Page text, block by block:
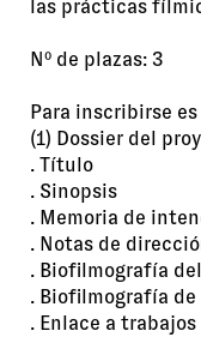
las prácticas
Nº de plazas: 3
Para inscribirse
(1) Dossier del
. Título
. Sinopsis
. Memoria de
. Notas de
. Biofilmografía
. Biofilmografía
. Enlace a